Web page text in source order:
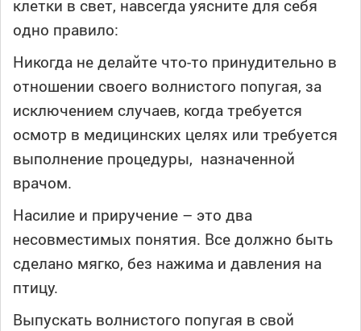
клетки в свет, навсегда уясните для себя
одно правило:
Никогда не делайте что-то принудительно в
отношении своего волнистого попугая, за
исключением случаев, когда требуется
осмотр в медицинских целях или требуется
выполнение процедуры, назначенной
врачом.
Насилие и приручение – это два
несовместимых понятия. Все должно быть
сделано мягко, без нажима и давления на
птицу.
Выпускать волнистого попугая в свой